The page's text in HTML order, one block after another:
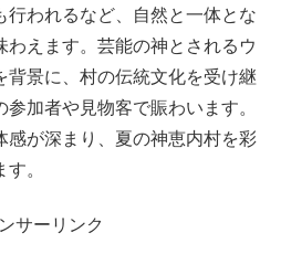
行われるなど、自然と一体とな
わえます。芸能の神とされるウ
背景に、村の伝統文化を受け継
加者や見物客で賑わいます。
感が深まり、夏の神恵内村を彩
。
サーリンク